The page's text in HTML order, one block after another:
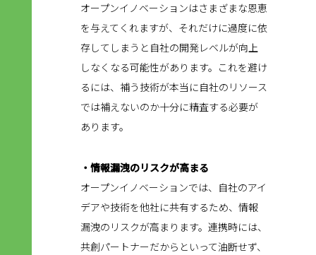
オープンイノベーションはさまざまな恩恵
を与えてくれますが、それだけに過度に依
存してしまうと自社の開発レベルが向上
しなくなる可能性があります。これを避け
るには、補う技術が本当に自社のリソース
では補えないのか十分に精査する必要が
あります。
・情報漏洩のリスクが高まる
オープンイノベーションでは、自社のアイ
デアや技術を他社に共有するため、情報
漏洩のリスクが高まります。連携時には、
共創パートナーだからといって油断せず、